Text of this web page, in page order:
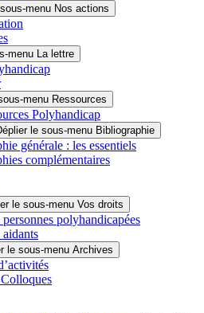
menu Nos actions
menu La lettre
menu Ressources
Polyhandicap
le sous-menu Bibliographie
générale : les essentiels
complémentaires
le sous-menu Vos droits
polyhandicapées
le sous-menu Archives